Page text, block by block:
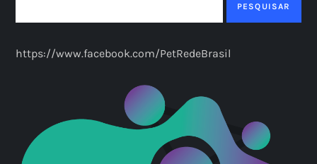
PESQUISAR
https://www.facebook.com/PetRedeBrasil